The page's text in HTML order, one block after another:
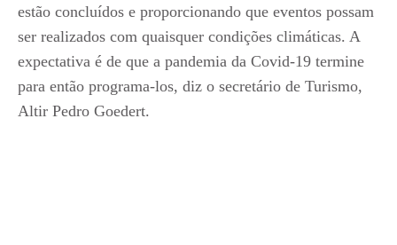
estão concluídos e proporcionando que eventos possam
ser realizados com quaisquer condições climáticas. A
expectativa é de que a pandemia da Covid-19 termine
para então programa-los, diz o secretário de Turismo,
Altir Pedro Goedert.